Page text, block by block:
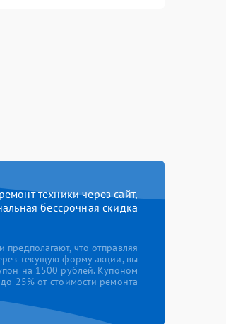
техники через сайт,
бессрочная скидка
предполагают, что отправляя
текущую форму акции, вы
на 1500 рублей. Купоном
25% от стоимости ремонта